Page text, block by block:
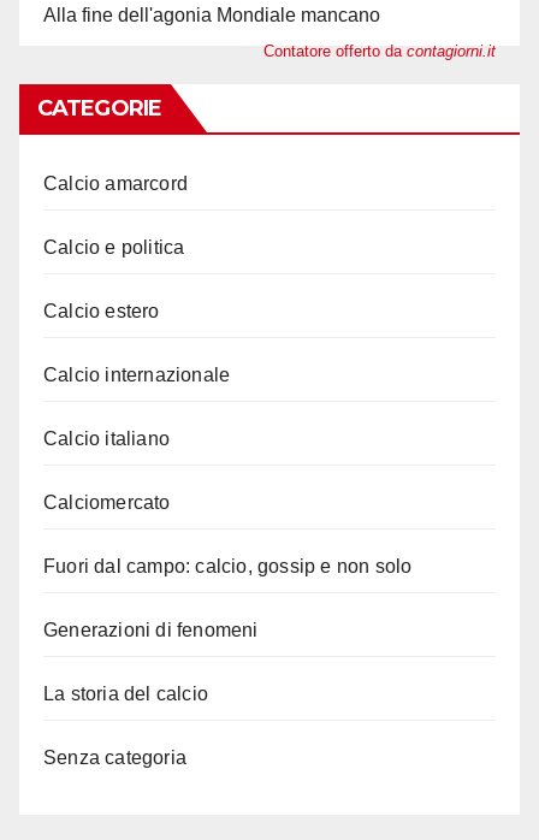
Alla fine dell'agonia Mondiale mancano
Contatore offerto da contagiorni.it
CATEGORIE
Calcio amarcord
Calcio e politica
Calcio estero
Calcio internazionale
Calcio italiano
Calciomercato
Fuori dal campo: calcio, gossip e non solo
Generazioni di fenomeni
La storia del calcio
Senza categoria